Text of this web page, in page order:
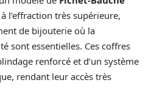
l’effraction très supérieure,
de bijouterie où la
sont essentielles. Ces coffres
renforcé et d’un système
rendant leur accès très